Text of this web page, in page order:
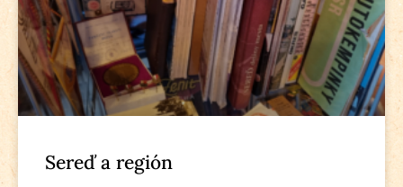
Sereď a región